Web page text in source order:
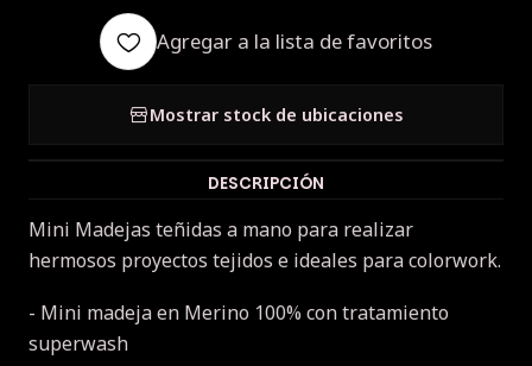
Agregar a la lista de favoritos
Mostrar stock de ubicaciones
DESCRIPCIÓN
Mini Madejas teñidas a mano para realizar
hermosos proyectos tejidos e ideales para colorwork.
- Mini madeja en Merino 100% con tratamiento
superwash